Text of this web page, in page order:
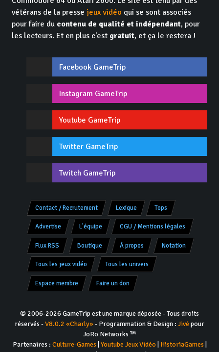
vétérans de la presse jeux vidéo qui se sont associés
pour faire du contenu de qualité et indépendant, pour
les lecteurs. Et en plus c'est gratuit, et ça le restera !
Facebook GameTrip
Instagram GameTrip
Youtube GameTrip
Twitter GameTrip
Twitch GameTrip
Contact / Recrutement Lexique Tops
Advertise L'équipe CGU / Mentions légales
Flux RSS Boutique À propos Notation
Tous les jeux vidéo Tous les univers
Espace membre Faire un don
© 2006-2026 GameTrip est une marque déposée - Tous droits
réservés -V8.0.2 «Charly»- Programmation & Design : Jivépour
JoRo Networks ™
Partenaires : Culture-Games Youtube Jeux Vidéo| HistoriaGames